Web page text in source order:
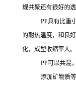
规共聚还有很好的透
PP具有比重
的耐热温度，和良
化，成型收缩率大。
PP可以共混
添加矿物质